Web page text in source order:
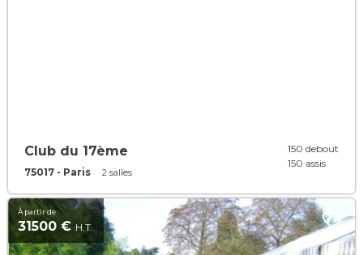
Club du 17ème
75017 - Paris 2 salles
150 debout
150 assis
À partir de
31500 € H.T